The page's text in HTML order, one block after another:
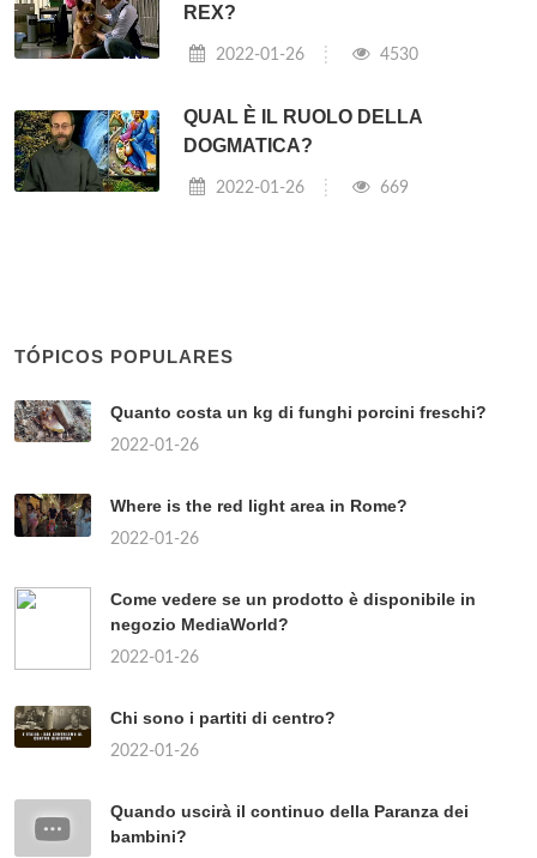
REX?
2022-01-26 4530
QUAL È IL RUOLO DELLA
DOGMATICA?
2022-01-26 669
TÓPICOS POPULARES
Quanto costa un kg di funghi porcini freschi?
2022-01-26
Where is the red light area in Rome?
2022-01-26
Come vedere se un prodotto è disponibile in
negozio MediaWorld?
2022-01-26
Chi sono i partiti di centro?
2022-01-26
Quando uscirà il continuo della Paranza dei
bambini?